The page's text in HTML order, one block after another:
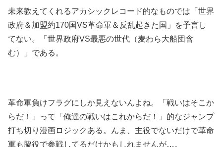
未来教えてくれるアカシックレコード的なものでは「世界
政府＆加盟約170国VS革命軍＆反乱起きた国」を予言し
てない。「世界政府VS最悪の世代（麦わら大船団含
む）」である。
革命軍負けフラグにしか見えないんよね。「戦いはそこか
らだ！」って「俺達の戦いはこれからだ！」的なジャンプ
打ち切り漫画ロジックある。んま、主役でないだけで革命
軍も脇役で参戦してるだけかもしれませんが…。